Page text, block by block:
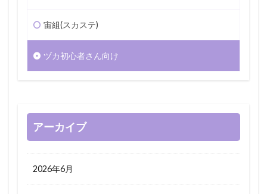
宙組(スカステ)
ヅカ初心者さん向け
アーカイブ
2026年6月